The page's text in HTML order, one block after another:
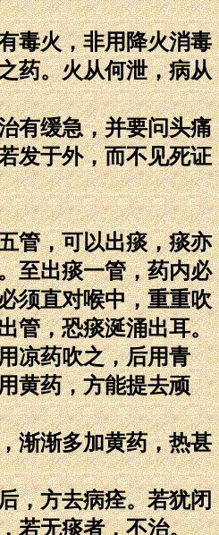
毒火，非用降火消毒
药。火从何泄，病从
有缓急，并要问头痛
发于外，而不见死证
管，可以出痰，痰亦
至出痰一管，药内必
须直对喉中，重重吹
管，恐痰涎涌出耳。
凉药吹之，后用青
黄药，方能提去顽
渐渐多加黄药，热甚
，方去病痊。若犹闭
若无痰者，不治。